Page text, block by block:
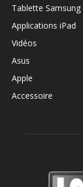
Tablette Samsung
Applications iPad
Vidéos
Asus
Apple
Accessoire